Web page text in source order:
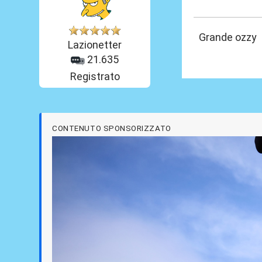
Lazionetter
21.635
Registrato
Grande ozzy
CONTENUTO SPONSORIZZATO